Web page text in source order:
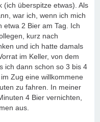
(ich überspitze etwas). Als
war ich, wenn ich mich
etwa 2 Bier am Tag. Ich
kurz nach
und ich hatte damals
im Keller, von dem
ich dann schon so 3 bis 4
Zug eine willkommene
zu fahren. In meiner
4 Bier vernichten,
aus.